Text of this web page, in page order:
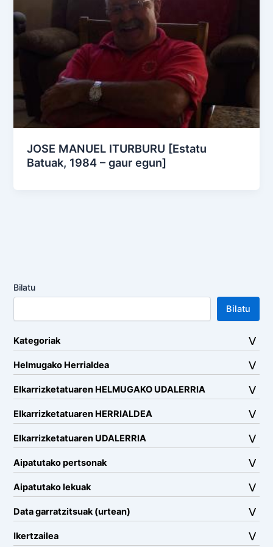
JOSE MANUEL ITURBURU [Estatu
Batuak, 1984 – gaur egun]
Bilatu
Bilatu
Kategoriak
Helmugako Herrialdea
Elkarrizketatuaren HELMUGAKO UDALERRIA
Elkarrizketatuaren HERRIALDEA
Elkarrizketatuaren UDALERRIA
Aipatutako pertsonak
Aipatutako lekuak
Data garratzitsuak (urtean)
Ikertzailea